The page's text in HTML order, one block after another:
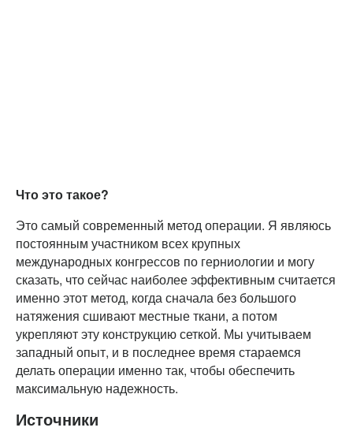
Что это такое?
Это самый современный метод операции. Я являюсь
постоянным участником всех крупных
международных конгрессов по герниологии и могу
сказать, что сейчас наиболее эффективным считается
именно этот метод, когда сначала без большого
натяжения сшивают местные ткани, а потом
укрепляют эту конструкцию сеткой. Мы учитываем
западный опыт, и в последнее время стараемся
делать операции именно так, чтобы обеспечить
максимальную надежность.
Источники